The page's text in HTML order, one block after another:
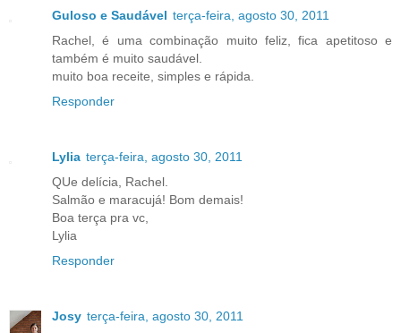
Guloso e Saudável terça-feira, agosto 30, 2011
Rachel, é uma combinação muito feliz, fica apetitoso e
também é muito saudável.
muito boa receite, simples e rápida.
Responder
Lylia terça-feira, agosto 30, 2011
QUe delícia, Rachel.
Salmão e maracujá! Bom demais!
Boa terça pra vc,
Lylia
Responder
Josy terça-feira, agosto 30, 2011